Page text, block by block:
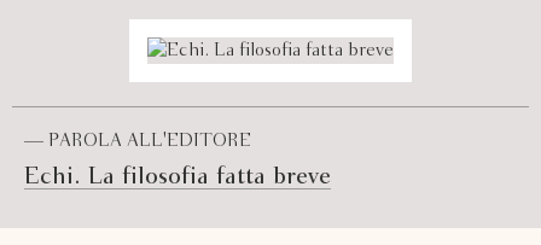
— PAROLA ALL'EDITORE
Echi. La filosofia fatta breve